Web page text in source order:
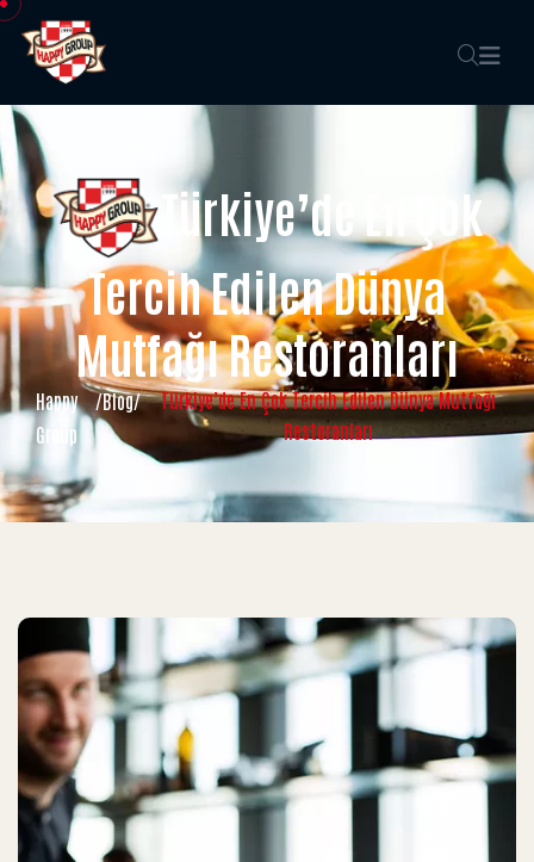
Türkiye’de En Çok
Tercih Edilen Dünya
Mutfağı Restoranları
Happy
Group
/Blog/
Türkiye’de En Çok Tercih Edilen Dünya Mutfağı
Restoranları